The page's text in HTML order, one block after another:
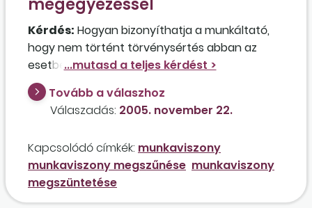
megegyezéssel
Kérdés: Hogyan bizonyíthatja a munkáltató,
hogy nem történt törvénysértés abban az
esetben, ha egy munkaviszonyát közös
megegyezéssel megszüntető munkavállaló, aki
átvette az elkészült kilépőpapírjait, néhány hét
múlva munkaügyi bírósághoz fordult azzal az
megszüntetését?
Tovább a válaszhoz
Válaszadás: 2005. november 22.
Kapcsolódó címkék: munkaviszony
munkaviszony megszűnése munkaviszony
megszüntetése